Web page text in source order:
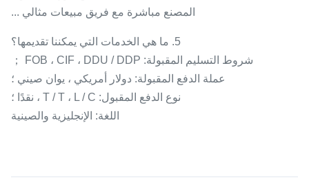
المصنع مباشرة مع فريق مبيعات مثالي ...
5. ما هي الخدمات التي يمكننا تقديمها؟
شروط التسليم المقبولة: FOB ، CIF ، DDU / DDP ；
عملة الدفع المقبولة: دولار أمريكي ، يوان صيني ؛
نوع الدفع المقبول: T / T ، L / C ، نقدًا ؛
اللغة: الإنجليزية والصينية